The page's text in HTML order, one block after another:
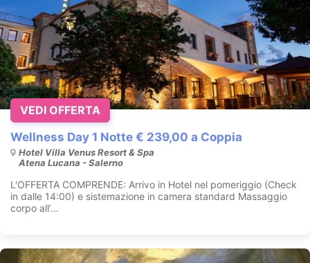
Wellness Day 1 Notte € 239,00 a Coppia
Hotel Villa Venus Resort & Spa
Atena Lucana - Salerno
L'OFFERTA COMPRENDE: Arrivo in Hotel nel pomeriggio (Check
in dalle 14:00) e sistemazione in camera standard Massaggio
corpo all’...
VEDI OFFERTA